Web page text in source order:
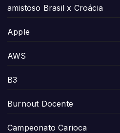
amistoso Brasil x Croácia
Apple
AWS
B3
Burnout Docente
Campeonato Carioca